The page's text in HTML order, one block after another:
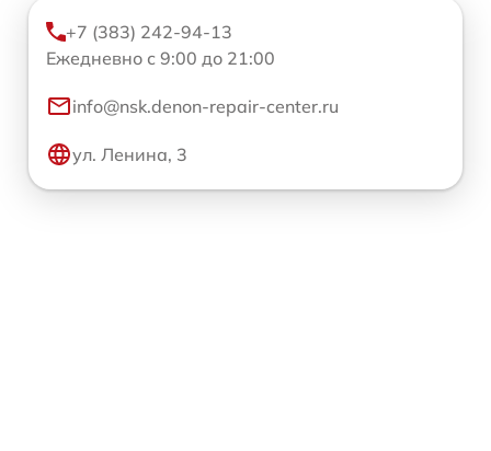
+7 (383) 242-94-13
Ежедневно с 9:00 до 21:00
info@nsk.denon-repair-center.ru
ул. Ленина, 3